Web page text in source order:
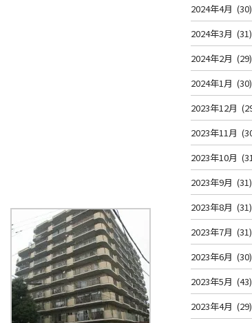
2024年4月 (30)
2024年3月 (31)
2024年2月 (29)
2024年1月 (30)
2023年12月
2023年11月
2023年10月
2023年9月 (31)
2023年8月 (31)
2023年7月 (31)
2023年6月 (30)
2023年5月 (43)
2023年4月 (29)